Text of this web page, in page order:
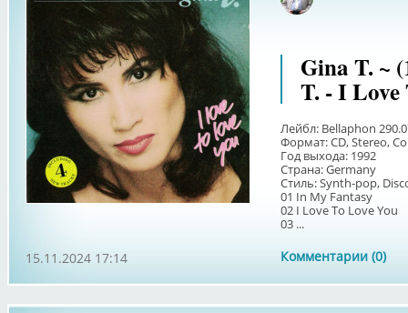
Gina T. ~
T. - I Love
Лейбл: Bellaphon
Формат: CD, Stereo,
Год выхода: 1992
Страна: Germany
Стиль: Synth-pop,
01 In My Fantasy
02 I Love To Love You
03 ...
Комментарии (0)
15.11.2024 17:14